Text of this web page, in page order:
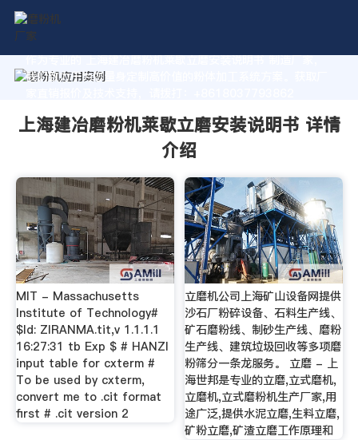
作为专业的 上海建冶磨粉机莱歇立磨安装说明书 制造厂家，
我们致力于为您量身定制高价值的粉体加工系统方案。获取厂
上海建冶磨粉机莱歇立磨安装说明书 详情
介绍
MIT - Massachusetts
Institute of Technology#
$Id: ZIRANMA.tit,v 1.1.1.1
16:27:31 tb Exp $ # HANZI
input table for cxterm #
To be used by cxterm,
convert me to .cit format
first # .cit version 2
立磨机公司上海矿山设备网提供
沙石厂粉碎设备、石料生产线、
矿石磨粉线、制砂生产线、磨粉
生产线、建筑垃圾回收等多项磨
粉筛分一条龙服务。 立磨 - 上
海世邦是专业的立磨,立式磨机,
立磨机,立式磨粉机生产厂家,用
途广泛,提供水泥立磨,生料立磨,
矿粉立磨,矿渣立磨工作原理和